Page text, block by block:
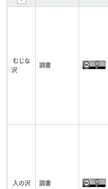
むじな
沢
調書
入の沢 調書